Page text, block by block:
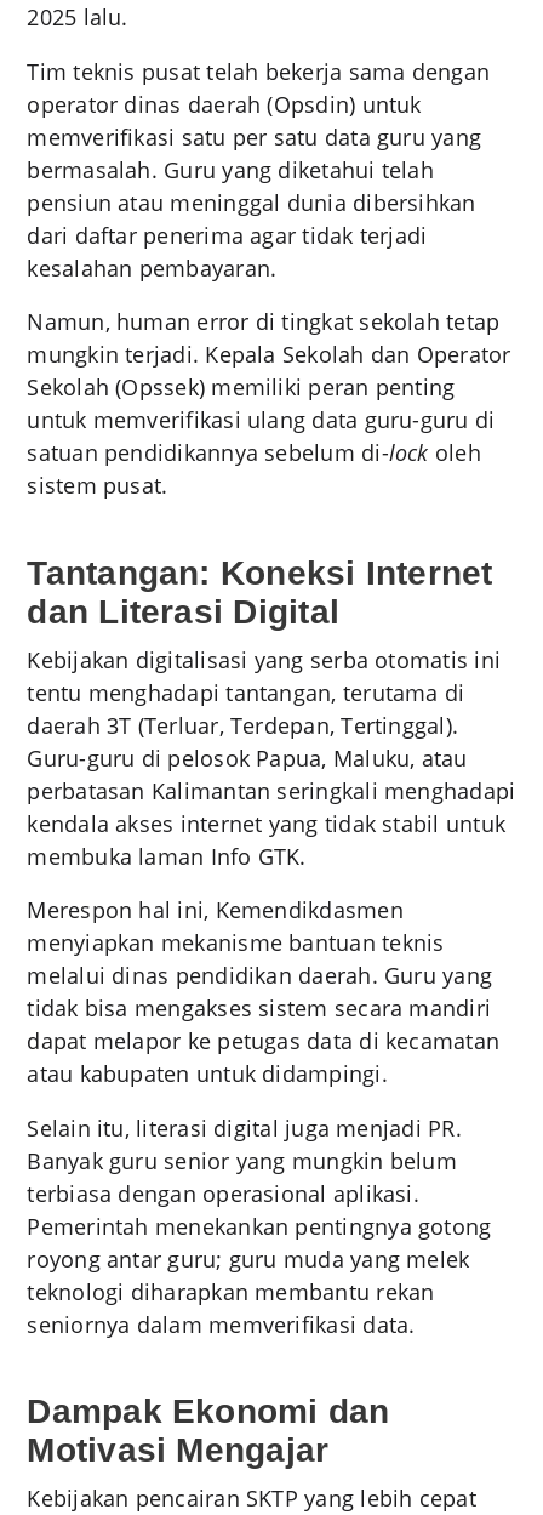
2025 lalu.
Tim teknis pusat telah bekerja sama dengan
operator dinas daerah (Opsdin) untuk
memverifikasi satu per satu data guru yang
bermasalah. Guru yang diketahui telah
pensiun atau meninggal dunia dibersihkan
dari daftar penerima agar tidak terjadi
kesalahan pembayaran.
Namun, human error di tingkat sekolah tetap
mungkin terjadi. Kepala Sekolah dan Operator
Sekolah (Opssek) memiliki peran penting
untuk memverifikasi ulang data guru-guru di
satuan pendidikannya sebelum di-lock oleh
sistem pusat.
Tantangan: Koneksi Internet
dan Literasi Digital
Kebijakan digitalisasi yang serba otomatis ini
tentu menghadapi tantangan, terutama di
daerah 3T (Terluar, Terdepan, Tertinggal).
Guru-guru di pelosok Papua, Maluku, atau
perbatasan Kalimantan seringkali menghadapi
kendala akses internet yang tidak stabil untuk
membuka laman Info GTK.
Merespon hal ini, Kemendikdasmen
menyiapkan mekanisme bantuan teknis
melalui dinas pendidikan daerah. Guru yang
tidak bisa mengakses sistem secara mandiri
dapat melapor ke petugas data di kecamatan
atau kabupaten untuk didampingi.
Selain itu, literasi digital juga menjadi PR.
Banyak guru senior yang mungkin belum
terbiasa dengan operasional aplikasi.
Pemerintah menekankan pentingnya gotong
royong antar guru; guru muda yang melek
teknologi diharapkan membantu rekan
seniornya dalam memverifikasi data.
Dampak Ekonomi dan
Motivasi Mengajar
Kebijakan pencairan SKTP yang lebih cepat